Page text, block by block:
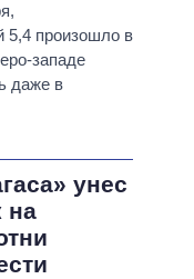
5,4 произошло в
западе
даже в
унес
на